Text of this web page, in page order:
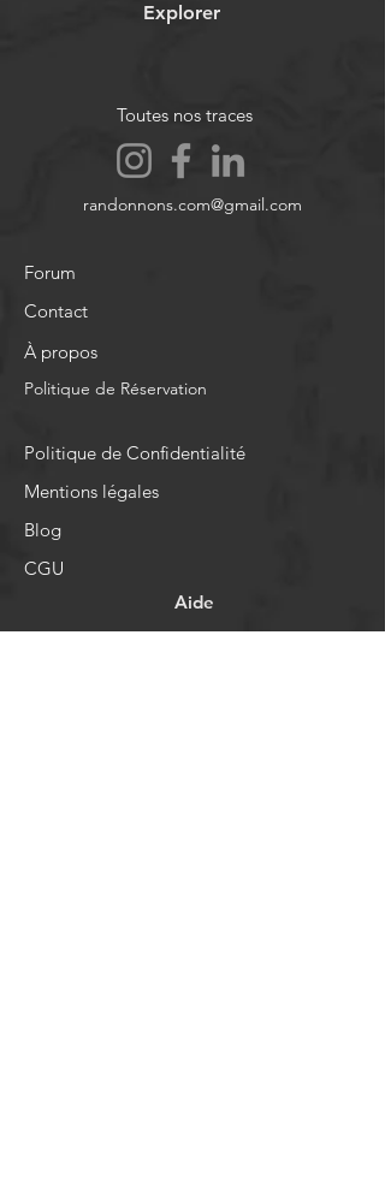
Explorer
Toutes nos traces
randonnons.com@gmail.com
Forum
Contact
À propos
Politique de Réservation
Politique de Confidentialité
Mentions légales
Blog
CGU
Aide